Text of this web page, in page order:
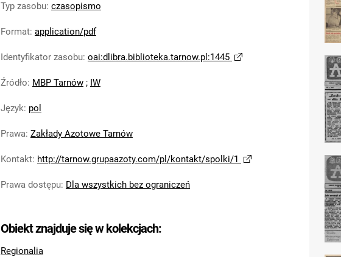
Typ zasobu: czasopismo
Format: application/pdf
Identyfikator zasobu: oai:dlibra.biblioteka.tarnow.pl:1445
Źródło: MBP Tarnów ; IW
Język: pol
Prawa: Zakłady Azotowe Tarnów
Kontakt: http://tarnow.grupaazoty.com/pl/kontakt/spolki/1
Prawa dostępu: Dla wszystkich bez ograniczeń
Obiekt znajduje się w kolekcjach:
Regionalia